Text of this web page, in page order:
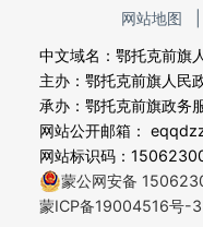
网站地图
中文域名：鄂托克前旗
主办：鄂托克前旗人民
承办：鄂托克前旗政务
网站公开邮箱：
网站标识码：
蒙公网安备
蒙ICP备19004516号-3